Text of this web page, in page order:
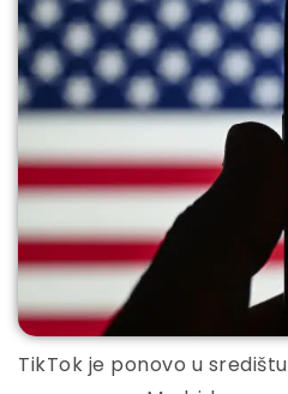
TikTok je ponovo u